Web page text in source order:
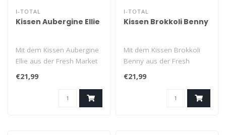
I-TOTAL
Kissen Aubergine Ellie
Mit dem Kissen Aubergine
Ellie aus der Fresh Market
Collection von i-total verle..
€21,99
I-TOTAL
Kissen Brokkoli Benny
Mit dem Kissen Brokkoli
Benny aus der Fresh
Market Collection von i-
total verlei..
€21,99